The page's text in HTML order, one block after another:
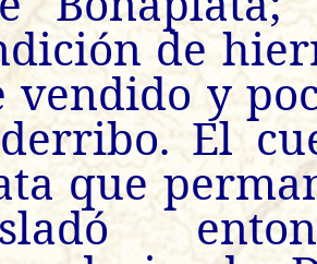
de
vendido y
El
que